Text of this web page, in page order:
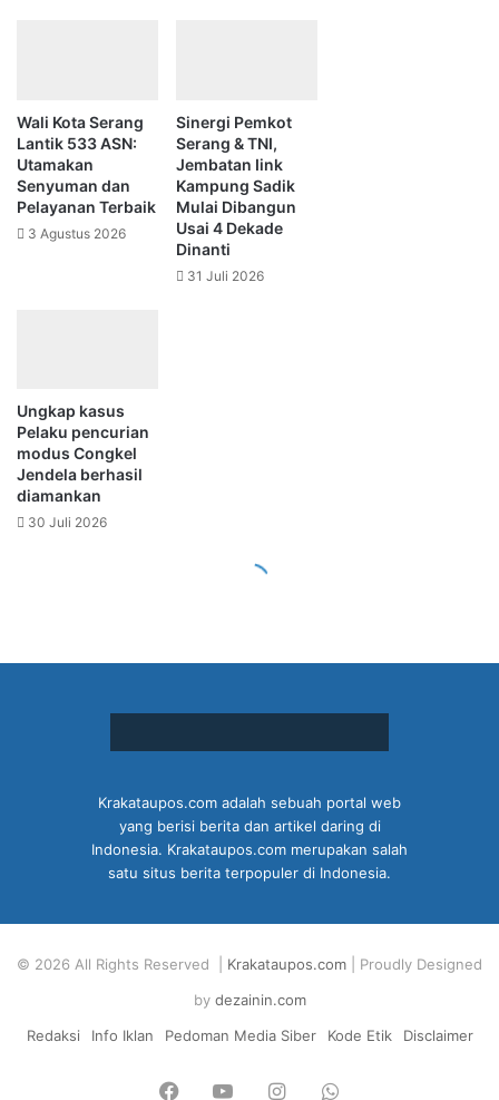
Krakataupos.com adalah sebuah portal web
yang berisi berita dan artikel daring di
Indonesia. Krakataupos.com merupakan salah
satu situs berita terpopuler di Indonesia.
© 2026 All Rights Reserved | Krakataupos.com | Proudly Designed
by dezainin.com
Redaksi
Info Iklan Pedoman Media Siber Kode Etik Disclaimer
FacebookYouTubeInstagramWhatsApp